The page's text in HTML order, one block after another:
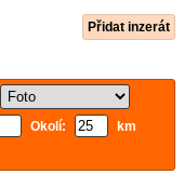
Přidat inzerát
Okolí:
km